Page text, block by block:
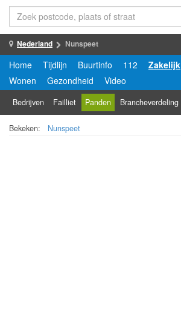
Nederland Nunspeet
Home Tijdlijn Buurtinfo 112 Zakelijk
Wonen
Gezondheid Video
Bedrijven Failliet Panden Brancheverdeling
Bekeken: Nunspeet